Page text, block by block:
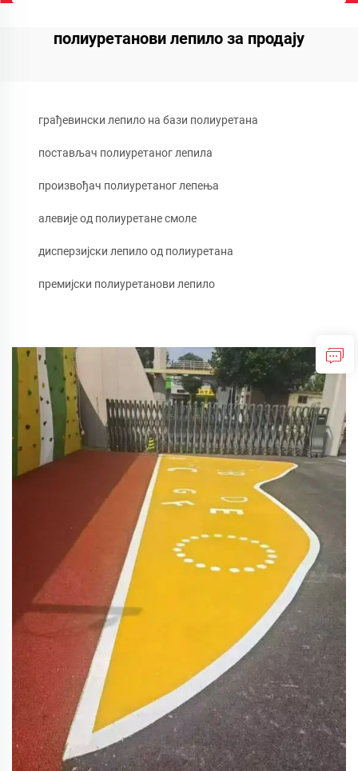
полиуретанови лепило за продају
грађевински лепило на бази полиуретана
постављач полиуретаног лепила
произвођач полиуретаног лепења
алевије од полиуретане смоле
дисперзијски лепило од полиуретана
премијски полиуретанови лепило